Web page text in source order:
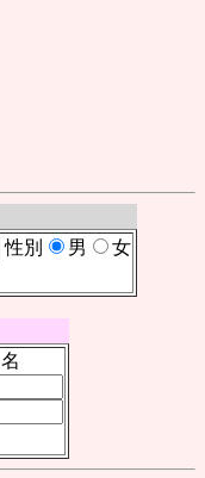
性別 男 女
名